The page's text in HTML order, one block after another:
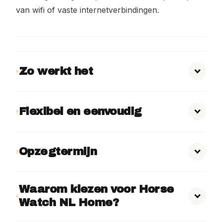
van wifi of vaste internetverbindingen.
Zo werkt het
Flexibel en eenvoudig
Opzegtermijn
Waarom kiezen voor Horse
Watch NL Home?